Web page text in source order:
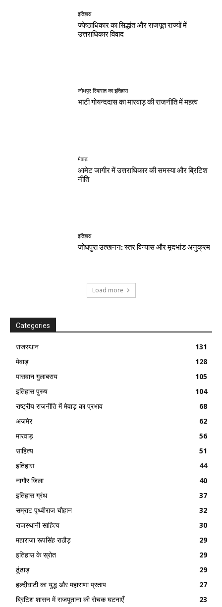
इतिहास
ज्येष्ठाधिकार का सिद्धांत और राजपूत राज्यों में
उत्तराधिकार विवाद
जोधपुर रियासत का इतिहास
भाटी गोयन्ददास का मारवाड़ की राजनीति में महत्व
मेवाड़
आमेट जागीर में उत्तराधिकार की समस्या और ब्रिटिश
नीति
इतिहास
जोधपुरा उत्खनन: स्तर विन्यास और मृदभांड अनुक्रम
Load more
Categories
राजस्थान
131
मेवाड़
128
पासवान गुलाबराय
105
इतिहास पुरुष
104
राष्ट्रीय राजनीति में मेवाड़ का प्रभाव
68
अजमेर
62
मारवाड़
56
साहित्य
51
इतिहास
44
नागौर जिला
40
इतिहास ग्रंथ
37
सम्राट पृथ्वीराज चौहान
32
राजस्थानी साहित्य
30
महाराजा रूपसिंह राठौड़
29
इतिहास के स्रोत
29
ढूंढाड़
29
हल्दीघाटी का युद्ध और महाराणा प्रताप
27
ब्रिटिश शासन में राजपूताना की रोचक घटनाएँ
23